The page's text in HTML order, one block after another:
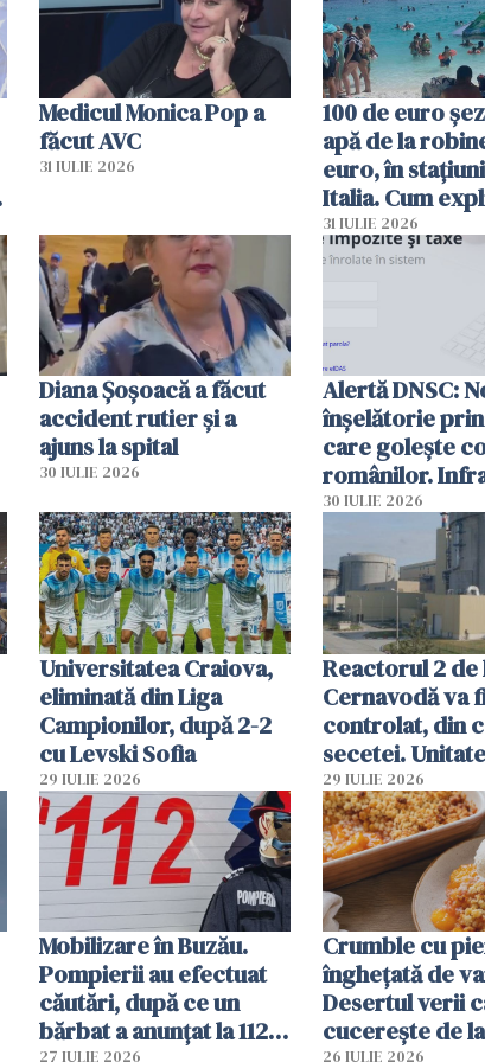
Medicul Monica Pop a
făcut AVC
31 IULIE 2026
100 de euro
apă de la
euro, în
Italia. Cum
autoritățile
31 IULIE 2026
Diana Șoșoacă a făcut
accident rutier și a
ajuns la spital
30 IULIE 2026
Alertă DNSC:
înșelătorie prin
care golește
românilor.
folosesc
Ghișeul.ro și
Române
30 IULIE 2026
Universitatea Craiova,
eliminată din Liga
Campionilor, după 2-2
cu Levski Sofia
29 IULIE 2026
Reactorul 2 de
Cernavodă va
controlat, din
secetei.
deja oprită
29 IULIE 2026
Mobilizare în Buzău.
Pompierii au efectuat
căutări, după ce un
bărbat a anunțat la 112
27 IULIE 2026
Crumble cu
înghețată de
Desertul verii
cucerește de
26 IULIE 2026